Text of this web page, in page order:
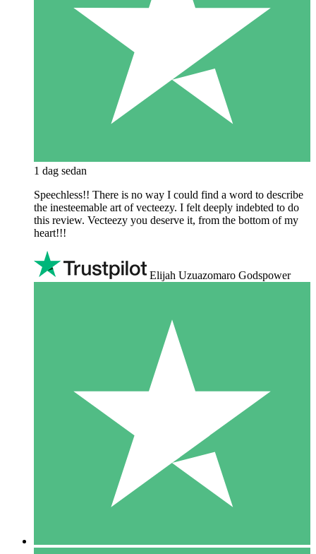
1 dag sedan
Speechless!! There is no way I could find a word to describe
the inesteemable art of vecteezy. I felt deeply indebted to do
this review. Vecteezy you deserve it, from the bottom of my
heart!!!
Elijah Uzuazomaro Godspower